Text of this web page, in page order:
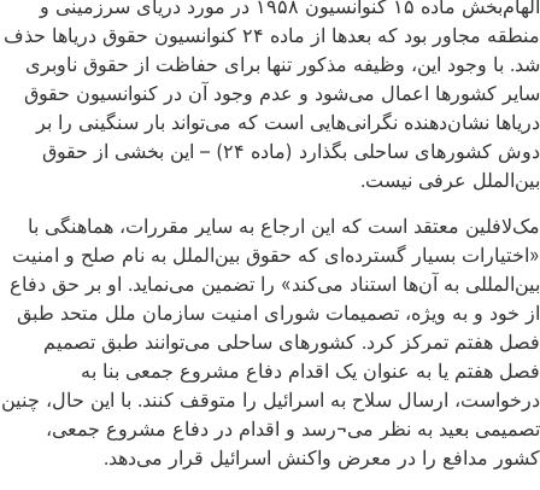
الهام‌بخش ماده ۱۵ کنوانسیون ۱۹۵۸ در مورد دریای سرزمینی و
منطقه مجاور بود که بعدها از ماده ۲۴ کنوانسیون حقوق دریاها حذف
شد. با وجود این، وظیفه مذکور تنها برای حفاظت از حقوق ناوبری
سایر کشورها اعمال می‌شود و عدم وجود آن در کنوانسیون حقوق
دریاها نشان‌دهنده نگرانی‌هایی است که می‌تواند بار سنگینی را بر
دوش کشورهای ساحلی بگذارد (ماده ۲۴) – این بخشی از حقوق
بین‌الملل عرفی نیست.
مک‌لافلین معتقد است که این ارجاع به سایر مقررات، هماهنگی با
«اختیارات بسیار گسترده‌ای که حقوق بین‌الملل به نام صلح و امنیت
بین‌المللی به آن‌ها استناد می‌کند» را تضمین می‌نماید. او بر حق دفاع
از خود و به ویژه، تصمیمات شورای امنیت سازمان ملل متحد طبق
فصل هفتم تمرکز کرد. کشورهای ساحلی می‌توانند طبق تصمیم
فصل هفتم یا به عنوان یک اقدام دفاع مشروع جمعی بنا به
درخواست، ارسال سلاح به اسرائیل را متوقف کنند. با این حال، چنین
تصمیمی بعید به نظر می¬رسد و اقدام در دفاع مشروع جمعی،
کشور مدافع را در معرض واکنش اسرائیل قرار می‌دهد.